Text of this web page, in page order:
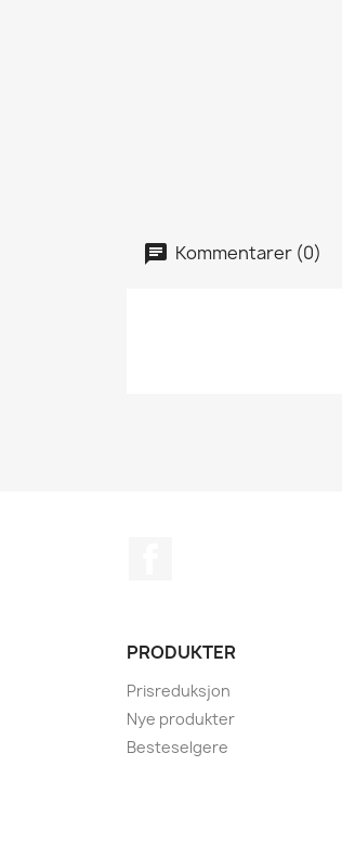
Kommentarer (0)
PRODUKTER
Prisreduksjon
Nye produkter
Besteselgere